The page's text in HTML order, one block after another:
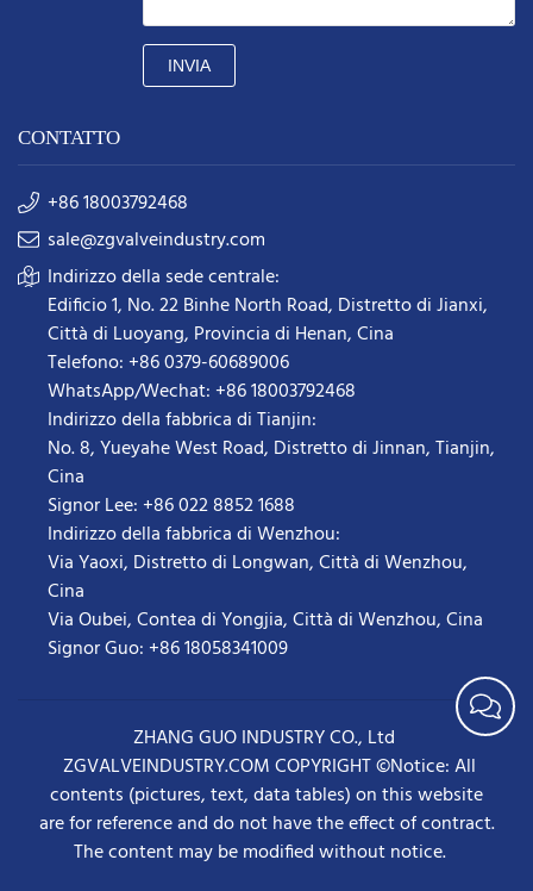
INVIA
CONTATTO
+86 18003792468
sale@zgvalveindustry.com
Indirizzo della sede centrale:
Edificio 1, No. 22 Binhe North Road, Distretto di Jianxi,
Città di Luoyang, Provincia di Henan, Cina
Telefono: +86 0379-60689006
WhatsApp/Wechat: +86 18003792468
Indirizzo della fabbrica di Tianjin:
No. 8, Yueyahe West Road, Distretto di Jinnan, Tianjin,
Cina
Signor Lee: +86 022 8852 1688
Indirizzo della fabbrica di Wenzhou:
Via Yaoxi, Distretto di Longwan, Città di Wenzhou,
Cina
Via Oubei, Contea di Yongjia, Città di Wenzhou, Cina
Signor Guo: +86 18058341009
ZHANG GUO INDUSTRY CO., Ltd
ZGVALVEINDUSTRY.COM COPYRIGHT ©Notice: All
contents (pictures, text, data tables) on this website
are for reference and do not have the effect of contract.
The content may be modified without notice.